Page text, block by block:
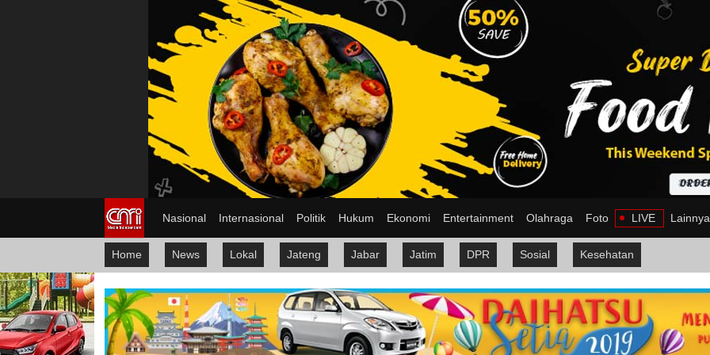
Nasional Internasional Politik Hukum Ekonomi Entertainment Olahraga Foto LIVE Lainnya
Home News Lokal Jateng Jabar Jatim DPR Sosial Kesehatan